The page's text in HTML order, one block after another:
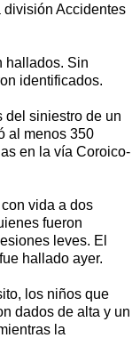
Accidentes
hallados. Sin
identificados.
del siniestro de un
al menos 350
en la vía Coroico-
vida a dos
fueron
leves. El
hallado ayer.
los niños que
dados de alta y un
la